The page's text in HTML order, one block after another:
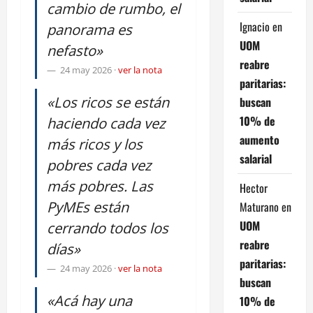
cambio de rumbo, el
panorama es
nefasto»
24 may 2026 ·ver la nota
«Los ricos se están
haciendo cada vez
más ricos y los
pobres cada vez
más pobres. Las
PyMEs están
cerrando todos los
días»
24 may 2026 ·ver la nota
«Acá hay una
Ignacio en
UOM
reabre
paritarias:
buscan
10% de
aumento
salarial
Hector
Maturano en
UOM
reabre
paritarias:
buscan
10% de